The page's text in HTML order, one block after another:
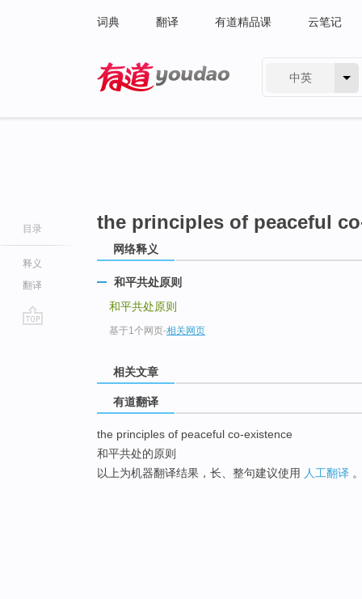
词典 翻译 有道精品课 云笔记
中英
目录
释义
翻译
the principles of peaceful
网络释义
和平共处原则
和平共处原则
基于1个网页-相关网页
相关文章
有道翻译
the principles of peaceful co-existence
和平共处的原则
以上为机器翻译结果，长、整句建议使用 人工翻译